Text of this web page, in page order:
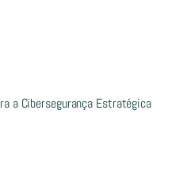
a Cibersegurança Estratégica